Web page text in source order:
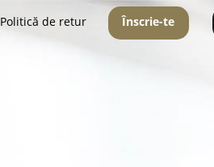
Politică de retur Înscrie-te